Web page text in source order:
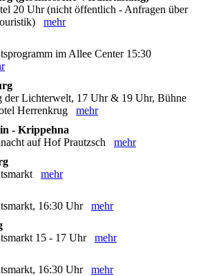
20 Uhr (nicht öffentlich - Anfragen über
mehr
im Allee Center 15:30
der Lichterwelt, 17 Uhr & 19 Uhr, Bühne
Herrenkrug mehr
- Krippehna
auf Hof Prautzsch mehr
mehr
16:30 Uhr mehr
15 - 17 Uhr mehr
16:30 Uhr mehr